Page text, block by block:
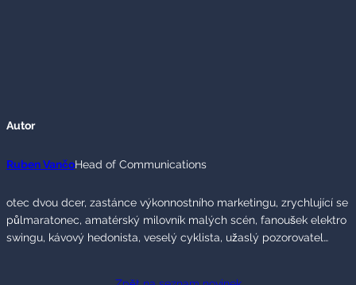
Autor
Ruben VančoHead of Communications
otec dvou dcer, zastánce výkonnostního marketingu, zrychlující se
půlmaratonec, amatérský milovník malých scén, fanoušek elektro
swingu, kávový hedonista, veselý cyklista, užaslý pozorovatel…